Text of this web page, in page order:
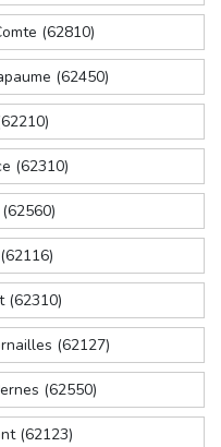
(62810)
(62450)
(62310)
(62310)
(62127)
(62550)
(62123)